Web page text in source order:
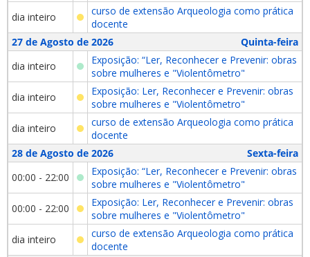
dia inteiro
curso de extensão Arqueologia como prática
docente
27 de Agosto de 2026
Quinta-feira
dia inteiro
Exposição: “Ler, Reconhecer e Prevenir: obras
sobre mulheres e "Violentômetro"
dia inteiro
Exposição: Ler, Reconhecer e Prevenir: obras
sobre mulheres e "Violentômetro"
dia inteiro
curso de extensão Arqueologia como prática
docente
28 de Agosto de 2026
Sexta-feira
00:00 - 22:00
Exposição: “Ler, Reconhecer e Prevenir: obras
sobre mulheres e "Violentômetro"
00:00 - 22:00
Exposição: Ler, Reconhecer e Prevenir: obras
sobre mulheres e "Violentômetro"
dia inteiro
curso de extensão Arqueologia como prática
docente